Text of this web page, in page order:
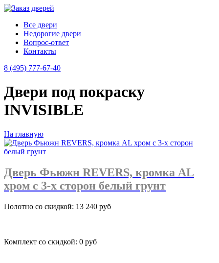
Все двери
Недорогие двери
Вопрос-ответ
Контакты
8 (495) 777-67-40
Двери под покраску
INVISIBLE
На главную
Дверь Фьюжн REVERS, кромка AL
хром с 3-х сторон белый грунт
Полотно со скидкой: 13 240 руб
Комплект со скидкой: 0 руб